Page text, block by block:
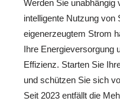
Werden Sie
intelligente Nutzung von
eigenerzeugtem Strom
Ihre Energieversorgung
Effizienz. Starten Sie
und schützen Sie sich
Seit 2023 entfällt die